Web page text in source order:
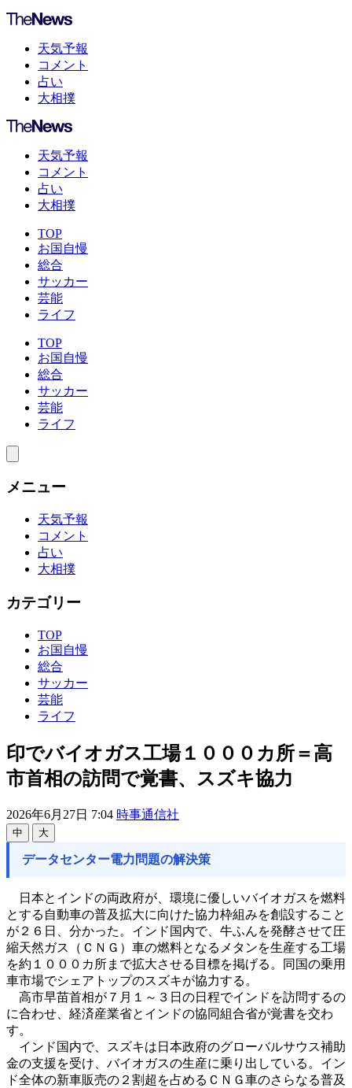
天気予報
コメント
占い
大相撲
天気予報
コメント
占い
大相撲
TOP
お国自慢
総合
サッカー
芸能
ライフ
TOP
お国自慢
総合
サッカー
芸能
ライフ
メニュー
天気予報
コメント
占い
大相撲
カテゴリー
TOP
お国自慢
総合
サッカー
芸能
ライフ
印でバイオガス工場１０００カ所＝高
市首相の訪問で覚書、スズキ協力
2026年6月27日 7:04 時事通信社
中 大
データセンター電力問題の解決策
日本とインドの両政府が、環境に優しいバイオガスを燃料
とする自動車の普及拡大に向けた協力枠組みを創設すること
が２６日、分かった。インド国内で、牛ふんを発酵させて圧
縮天然ガス（ＣＮＧ）車の燃料となるメタンを生産する工場
を約１０００カ所まで拡大させる目標を掲げる。同国の乗用
車市場でシェアトップのスズキが協力する。
高市早苗首相が７月１～３日の日程でインドを訪問するの
に合わせ、経済産業省とインドの協同組合省が覚書を交わ
す。
インド国内で、スズキは日本政府のグローバルサウス補助
金の支援を受け、バイオガスの生産に乗り出している。イン
ド全体の新車販売の２割超を占めるＣＮＧ車のさらなる普及